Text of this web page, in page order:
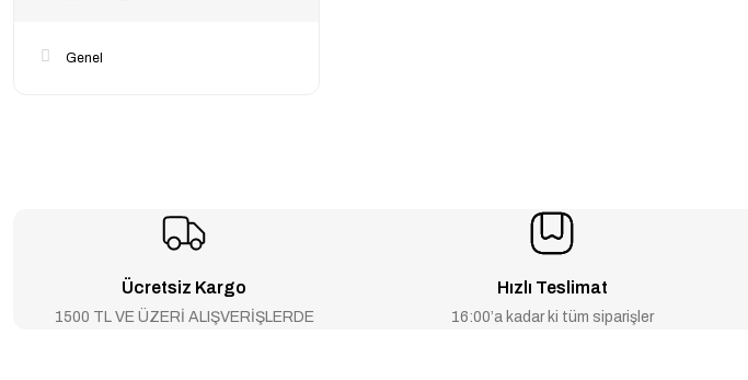
Genel
Ücretsiz Kargo
1500 TL VE ÜZERİ ALIŞVERİŞLERDE
Hızlı Teslimat
16:00’a kadar ki tüm siparişler